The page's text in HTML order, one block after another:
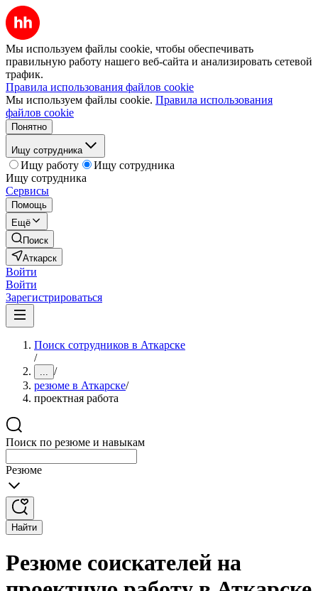
Мы используем файлы cookie, чтобы обеспечивать
правильную работу нашего веб-сайта и анализировать сетевой
трафик.
Правила использования файлов cookie
Мы используем файлы cookie. Правила использования
файлов cookie
Понятно
Ищу сотрудника
Ищу работу
Ищу сотрудника
Ищу сотрудника
Сервисы
Помощь
Ещё
Поиск
Аткарск
Войти
Войти
Зарегистрироваться
Поиск сотрудников в Аткарске
/
... /
резюме в Аткарске/
проектная работа
Поиск по резюме и навыкам
Резюме
Найти
Резюме соискателей на